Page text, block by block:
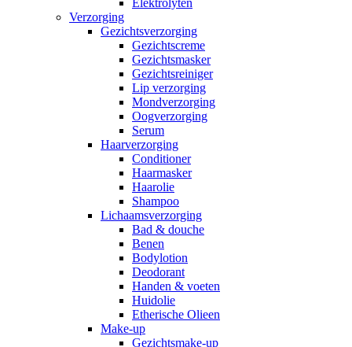
Elektrolyten
Verzorging
Gezichtsverzorging
Gezichtscreme
Gezichtsmasker
Gezichtsreiniger
Lip verzorging
Mondverzorging
Oogverzorging
Serum
Haarverzorging
Conditioner
Haarmasker
Haarolie
Shampoo
Lichaamsverzorging
Bad & douche
Benen
Bodylotion
Deodorant
Handen & voeten
Huidolie
Etherische Olieen
Make-up
Gezichtsmake-up